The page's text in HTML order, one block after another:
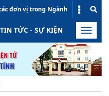
đơn vị trong Ngành
TIN TỨC - SỰ KIỆN HOẠT
Toggle